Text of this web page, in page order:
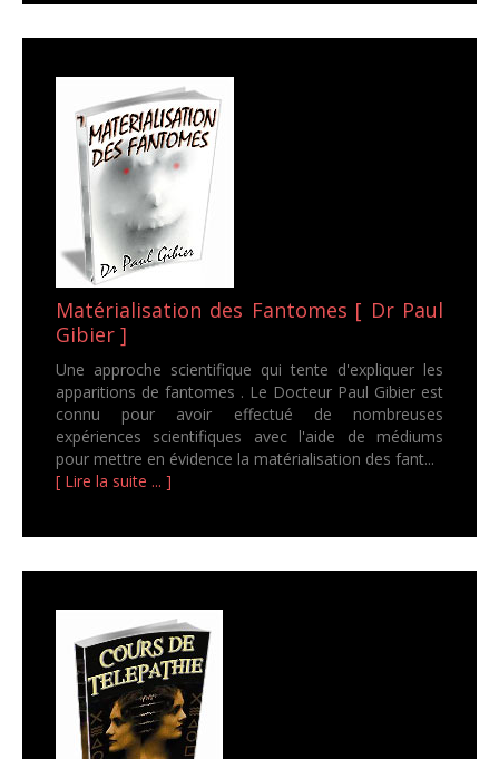
Matérialisation des Fantomes [ Dr Paul
Gibier ]
Une approche scientifique qui tente d'expliquer les
apparitions de fantomes . Le Docteur Paul Gibier est
connu pour avoir effectué de nombreuses
expériences scientifiques avec l'aide de médiums
pour mettre en évidence la matérialisation des fant...
[ Lire la suite ... ]